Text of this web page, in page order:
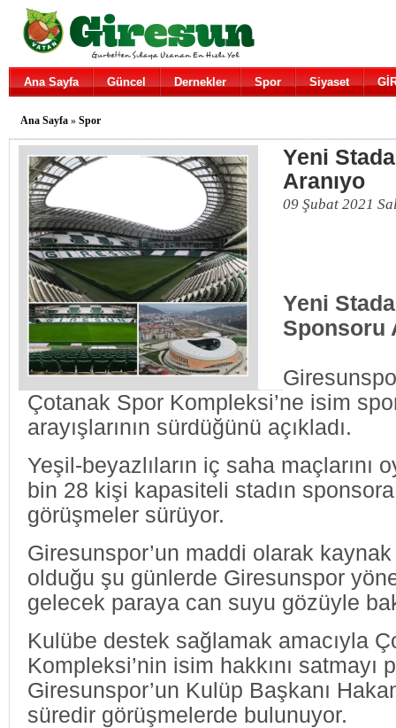
Ana Sayfa Güncel Dernekler Spor Siyaset
Ana Sayfa » Spor
Yeni
Aranıyo
09 Şubat 2021
Yeni
Sponsoru
Çotanak Spor Kompleksi’ne isim
arayışlarının sürdüğünü açıkladı.
Yeşil-beyazlıların iç saha maçlarını
bin 28 kişi kapasiteli stadın
görüşmeler sürüyor.
Giresunspor’un maddi olarak kaynak
olduğu şu günlerde Giresunspor
gelecek paraya can suyu gözüyle
Kulübe destek sağlamak amacıyla
Kompleksi’nin isim hakkını satmayı
Giresunspor’un Kulüp Başkanı
süredir görüşmelerde bulunuyor.